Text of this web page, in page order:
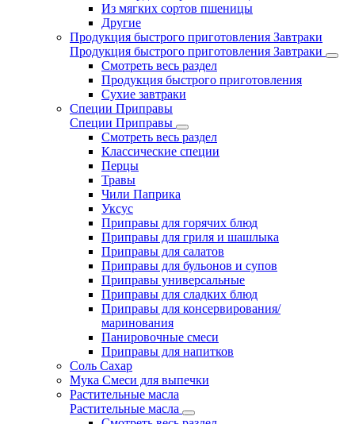
Из мягких сортов пшеницы
Другие
Продукция быстрого приготовления Завтраки
Продукция быстрого приготовления Завтраки
Смотреть весь раздел
Продукция быстрого приготовления
Сухие завтраки
Специи Приправы
Специи Приправы
Смотреть весь раздел
Классические специи
Перцы
Травы
Чили Паприка
Уксус
Приправы для горячих блюд
Приправы для гриля и шашлыка
Приправы для салатов
Приправы для бульонов и супов
Приправы универсальные
Приправы для сладких блюд
Приправы для консервирования/
маринования
Панировочные смеси
Приправы для напитков
Соль Сахар
Мука Смеси для выпечки
Растительные масла
Растительные масла